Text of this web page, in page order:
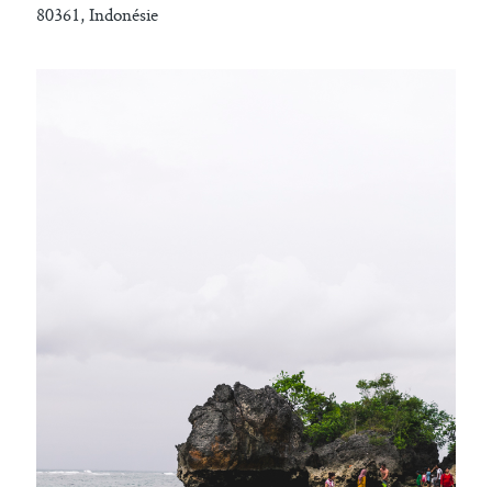
80361, Indonésie